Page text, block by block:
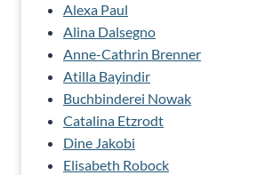
Alexa Paul
Alina Dalsegno
Anne-Cathrin Brenner
Atilla Bayindir
Buchbinderei Nowak
Catalina Etzrodt
Dine Jakobi
Elisabeth Robock